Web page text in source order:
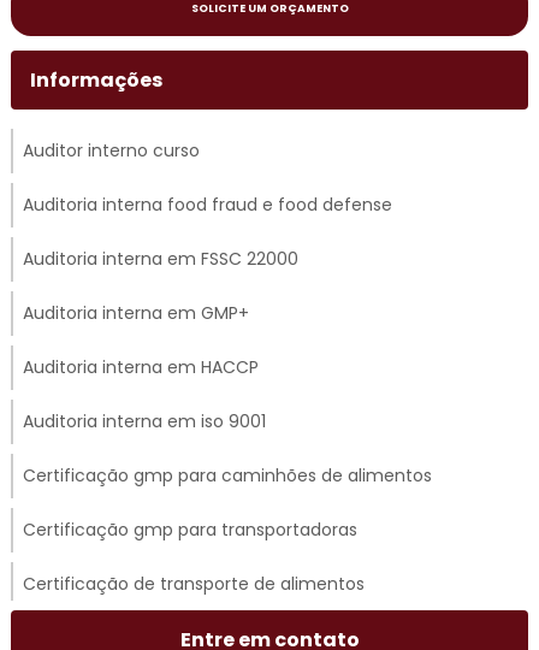
SOLICITE UM ORÇAMENTO
Informações
Auditor interno curso
Auditoria interna food fraud e food defense
Auditoria interna em FSSC 22000
Auditoria interna em GMP+
Auditoria interna em HACCP
Auditoria interna em iso 9001
Certificação gmp para caminhões de alimentos
Certificação gmp para transportadoras
Certificação de transporte de alimentos
Certificado gmp para transporte rodoviário
Entre em contato